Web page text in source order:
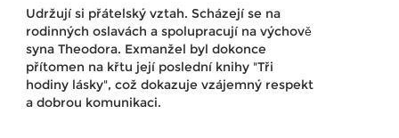
Udržují si přátelský vztah. Scházejí se na
rodinných oslavách a spolupracují na výchově
syna Theodora. Exmanžel byl dokonce
přítomen na křtu její poslední knihy "Tři
hodiny lásky", což dokazuje vzájemný respekt
a dobrou komunikaci.